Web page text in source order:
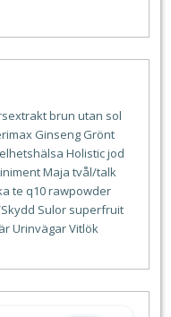
brun utan sol
Ginseng Grönt
Holisticjod
Maja tvål/talk
te q10rawpowder
Sulor superfruit
UrinvägarVitlök